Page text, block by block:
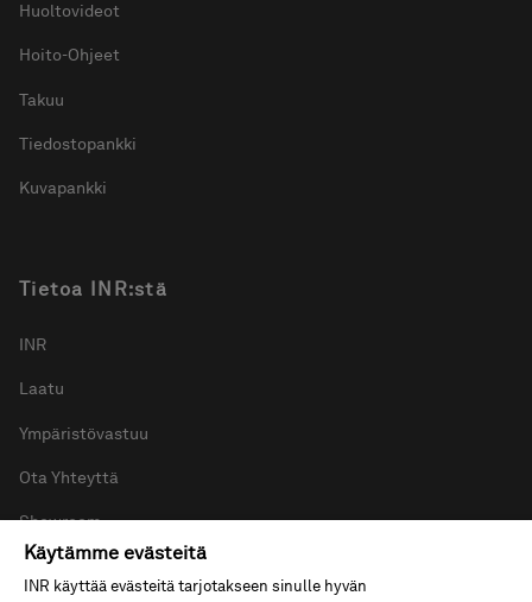
Huoltovideot
Hoito-Ohjeet
Takuu
Tiedostopankki
Kuvapankki
Tietoa INR:stä
INR
Laatu
Ympäristövastuu
Ota Yhteyttä
Showroom
Uutishuone
Käytämme evästeitä
INR käyttää evästeitä tarjotakseen sinulle hyvän